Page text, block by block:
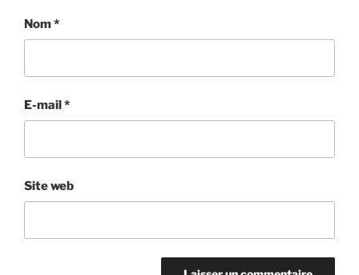
Nom*
E-mail*
Site web